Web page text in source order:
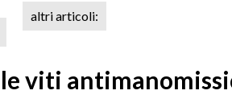
altri articoli:
viti